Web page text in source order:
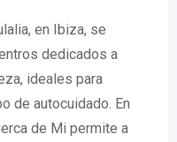
en Ibiza, se
dedicados a
ideales para
de autocuidado. En
de Mi permite a